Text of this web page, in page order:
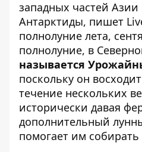
западных частей Азии
Антарктиды, пишет
полнолуние лета,
полнолуние, в
называется
поскольку он
течение нескольких
исторически давая
дополнительный
помогает им